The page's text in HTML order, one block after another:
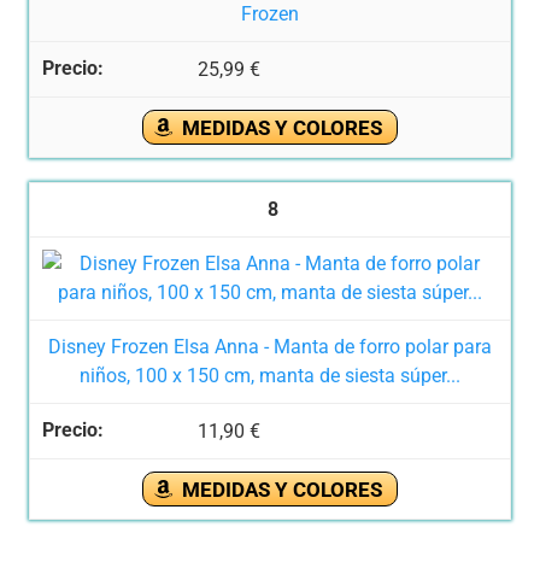
Frozen
25,99 €
MEDIDAS Y COLORES
8
Disney Frozen Elsa Anna - Manta de forro polar para
niños, 100 x 150 cm, manta de siesta súper...
11,90 €
MEDIDAS Y COLORES